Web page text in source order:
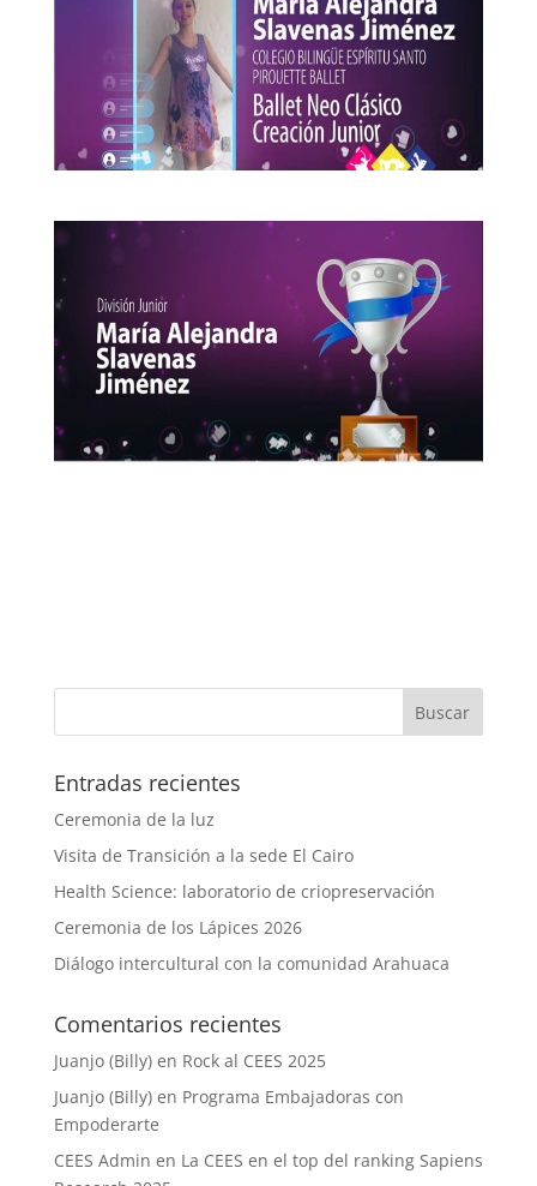
Entradas recientes
Ceremonia de la luz
Visita de Transición a la sede El Cairo
Health Science: laboratorio de criopreservación
Ceremonia de los Lápices 2026
Diálogo intercultural con la comunidad Arahuaca
Comentarios recientes
Juanjo (Billy)en Rock al CEES 2025
Juanjo (Billy)en Programa Embajadoras con
Empoderarte
CEES Admin en La CEES en el top del ranking Sapiens